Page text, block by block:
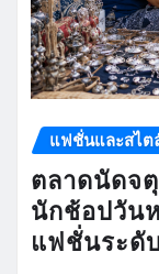
แฟชั่นและสไต
ตลาดนัดจ
นักช้อปวัน
แฟชั่นระดั